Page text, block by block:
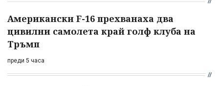
Американски F-16 прехванаха два
цивилни самолета край голф клуба на
Тръмп
преди 5 часа